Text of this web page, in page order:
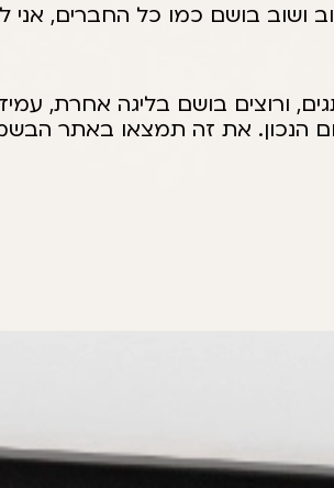
ושוב בושם כמו כל החברים, אני
ורוצים בושם בליגה אחרת,
הנכון. את זה תמצאו באתר